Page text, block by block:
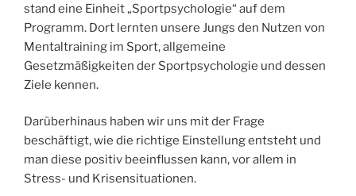
stand eine Einheit „Sportpsychologie“ auf dem
Programm. Dort lernten unsere Jungs den Nutzen von
Mentaltraining im Sport, allgemeine
Gesetzmäßigkeiten der Sportpsychologie und dessen
Ziele kennen.
Darüberhinaus haben wir uns mit der Frage
beschäftigt, wie die richtige Einstellung entsteht und
man diese positiv beeinflussen kann, vor allem in
Stress- und Krisensituationen.